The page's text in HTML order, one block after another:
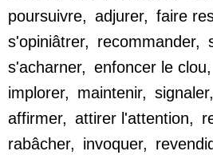
poursuivre, adjurer, faire
s'opiniâtrer, recommander,
s'acharner, enfoncer le clou,
implorer, maintenir, signaler,
affirmer, attirer l'attention,
rabâcher, invoquer,